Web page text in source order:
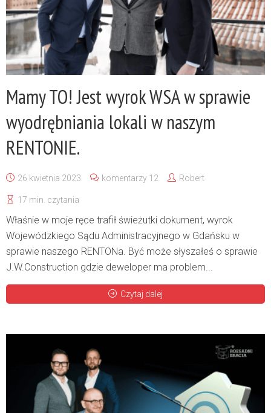
Mamy TO! Jest wyrok WSA w sprawie
wyodrębniania lokali w naszym
RENTONIE.
26 kwietnia 2023 komentarzy 12 Robert
17 min. czytania
Właśnie w moje ręce trafił świeżutki dokument, wyrok
Wojewódzkiego Sądu Administracyjnego w Gdańsku w
sprawie naszego RENTONa. Być może słyszałeś o sprawie
J.W.Construction gdzie deweloper ma problem...
Czytaj dalej